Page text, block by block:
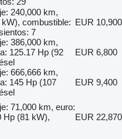
240,000 km,
combustible:
7
EUR 10,900
386,000 km,
125.17 Hp (92
EUR 6,800
666,666 km,
145 Hp (107
EUR 9,400
71,000 km, euro:
Hp (81 kW),
EUR 22,870